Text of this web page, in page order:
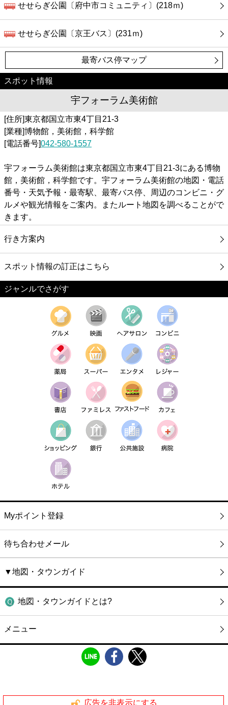
せせらぎ公園〔府中市コミュニティ〕(218ｍ)
せせらぎ公園〔京王バス〕(231ｍ)
最寄バス停マップ
スポット情報
宇フォーラム美術館
[住所]東京都国立市東4丁目21-3
[業種]博物館，美術館，科学館
[電話番号]042-580-1557
宇フォーラム美術館は東京都国立市東4丁目21-3にある博物
館，美術館，科学館です。宇フォーラム美術館の地図・電話
番号・天気予報・最寄駅、最寄バス停、周辺のコンビニ・グ
ルメや観光情報をご案内。またルート地図を調べることがで
きます。
行き方案内
スポット情報の訂正はこちら
ジャンルでさがす
Myポイント登録
待ち合わせメール
▼地図・タウンガイド
地図・タウンガイドとは?
メニュー
広告を非表示にする